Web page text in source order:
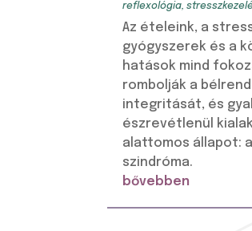
reflexológia,
Az ételeink, a
gyógyszerek és a
hatások mind
rombolják a
integritását, és
észrevétlenül
alattomos állapot:
szindróma.
bővebben